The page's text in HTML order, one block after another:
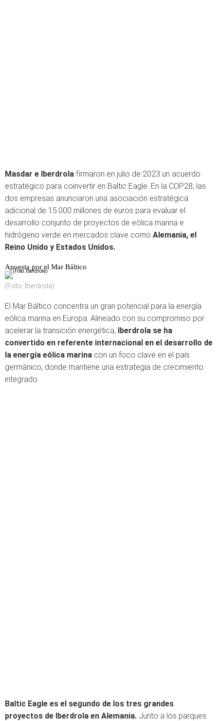
Masdar e Iberdrola firmaron en julio de 2023 un acuerdo
estratégico para coinvertir en Baltic Eagle. En la COP28, las
dos empresas anunciaron una asociación estratégica
adicional de 15.000 millones de euros para evaluar el
desarrollo conjunto de proyectos de eólica marina e
hidrógeno verde en mercados clave como Alemania, el
Reino Unido y Estados Unidos.
Apuesta por el Mar Báltico
(Foto: Iberdrola)
El Mar Báltico concentra un gran potencial para la energía
eólica marina en Europa. Alineado con su compromiso por
acelerar la transición energética, Iberdrola se ha
convertido en referente internacional en el desarrollo de
la energía eólica marina con un foco clave en el país
germánico, donde mantiene una estrategia de crecimiento
integrado.
Baltic Eagle es el segundo de los tres grandes
proyectos de Iberdrola en Alemania. Junto a los parques